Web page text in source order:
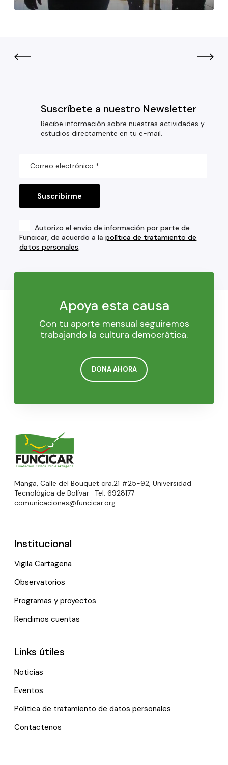
Suscríbete a nuestro Newsletter
Recibe información sobre nuestras actividades y
estudios directamente en tu e-mail.
Autorizo el envío de información por parte de
Funcicar, de acuerdo a lapolítica de tratamiento de
datos personales.
Apoya esta causa
Con tu aporte mensual seguiremos
trabajando la cultura democrática.
DONA AHORA
Manga, Calle del Bouquet cra.21 #25-92, Universidad
Tecnológica de Bolívar · Tel: 6928177 ·
comunicaciones@funcicar.org
Institucional
Vigila Cartagena
Observatorios
Programas y proyectos
Rendimos cuentas
Links útiles
Noticias
Eventos
Política de tratamiento de datos personales
Contactenos